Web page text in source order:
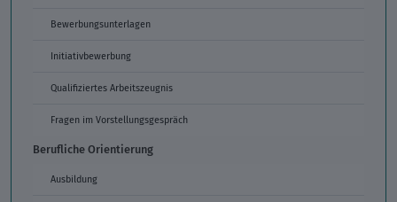
Bewerbungsunterlagen
Initiativbewerbung
Qualifiziertes Arbeitszeugnis
Fragen im Vorstellungsgespräch
Berufliche Orientierung
Ausbildung